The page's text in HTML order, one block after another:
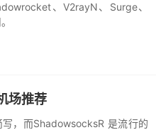
、V2rayN、Surge、
场推荐
，而ShadowsocksR 是流行的